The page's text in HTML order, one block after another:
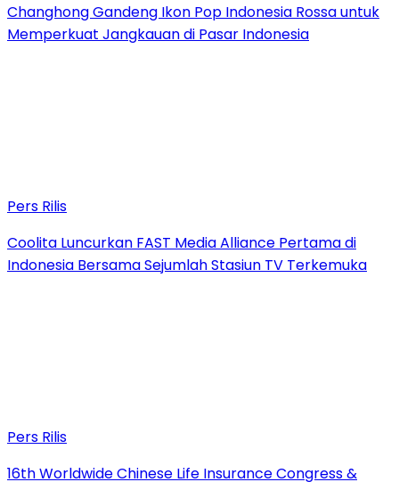
Changhong Gandeng Ikon Pop Indonesia Rossa untuk
Memperkuat Jangkauan di Pasar Indonesia
Pers Rilis
Coolita Luncurkan FAST Media Alliance Pertama di
Indonesia Bersama Sejumlah Stasiun TV Terkemuka
Pers Rilis
16th Worldwide Chinese Life Insurance Congress &